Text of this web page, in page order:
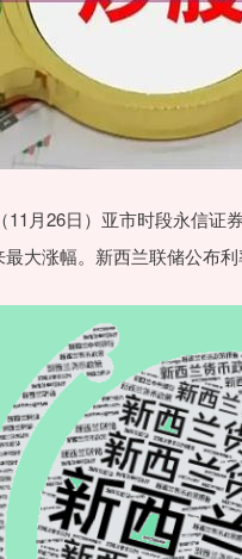
26日）亚市时段永信证券
大涨幅。新西兰联储公布利
200.89 1.42%